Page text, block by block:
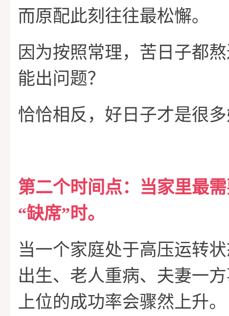
而原配此刻往往最松懈。
因为按照常理，苦日子都
能出问题？
恰恰相反，好日子才是很
第二个时间点：当家里最
“缺席”时。
当一个家庭处于高压运转
出生、老人重病、夫妻一
上位的成功率会骤然上升。